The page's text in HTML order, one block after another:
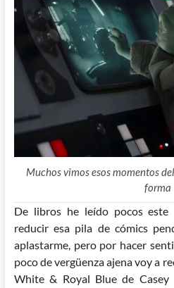
Muchos vimos esos momentos
forma
De libros he leído pocos
reducir esa pila de cómics
aplastarme, pero por hacer
poco de vergüenza ajena voy a
White & Royal Blue de Casey